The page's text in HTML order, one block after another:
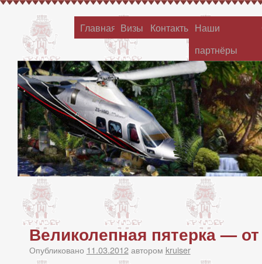
Главная Визы Контакты Наши
партнёры
Великолепная пятерка —
Опубликовано 11.03.2012 автором kruiser